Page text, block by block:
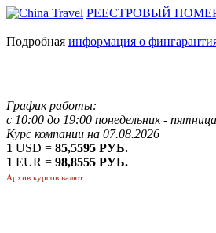
РЕЕСТРОВЫЙ
Подробная информация о
График работы:
с 10:00 до 19:00 понедельник - пятница
Курс компании на 07.08.2026
1 USD = 85,5595 РУБ.
1 EUR = 98,8555 РУБ.
Архив курсов валют